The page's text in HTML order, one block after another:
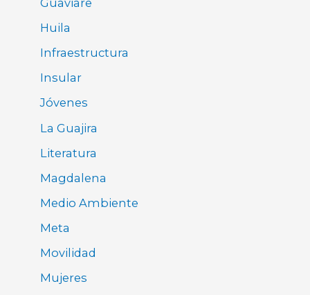
Guaviare
Huila
Infraestructura
Insular
Jóvenes
La Guajira
Literatura
Magdalena
Medio Ambiente
Meta
Movilidad
Mujeres